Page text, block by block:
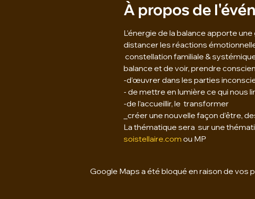
À propos de
L’énergie de la balance apporte
distancer les réactions
constellation familiale &
balance et de voir, prendre
-d’œuvrer dans les parties
- de mettre en lumière ce qui nous
-de l’accueillir, le  transformer
_créer une nouvelle façon d’être,
La thématique sera  sur une
soistellaire.com ou MP
Google Maps a été bloqué en raison de